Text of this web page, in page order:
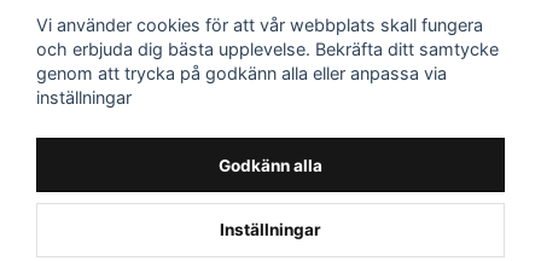
Kontakta oss
Följ oss på sociala
medier!
Våra räkneverktyg
Hönsgårdsräknare
Vi använder cookies för att vår webbplats skall fungera
och erbjuda dig bästa upplevelse. Bekräfta ditt samtycke
genom att trycka på godkänn alla eller anpassa via
inställningar
Godkänn alla
Inställningar